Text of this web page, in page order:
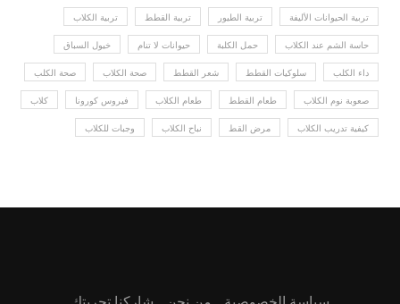
تربية الحيوانات الأليفة تربية الطيور تربية القطط تربية الكلاب
حاسة الشم عند الكلاب حمل الكلبة حيوانات لا تنام خيول السباق
داء الكلب سلوكيات القطط شعر القطط صحة الكلاب صحة الكلب
صعوبة نوم الكلاب طعام القطط طعام الكلاب فيروس كورونا كلاب
كيفية تدريب الكلاب مرض القط نباح الكلاب وجبات للكلاب